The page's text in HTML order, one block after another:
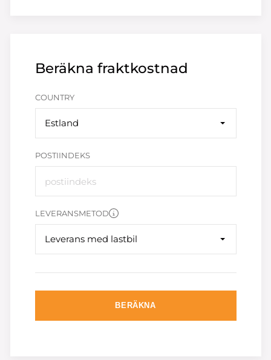
Beräkna fraktkostnad
COUNTRY
Estland
POSTIINDEKS
LEVERANSMETOD
Leverans med lastbil
BERÄKNA